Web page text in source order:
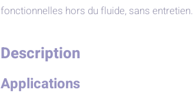
fonctionnelles hors du fluide, sans entretien.
Description
Applications